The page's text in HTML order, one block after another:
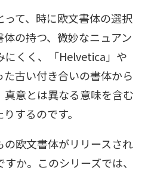
って、時に欧文書体の選択
の持つ、微妙なニュアン
にくく、「Helvetica」や
た古い付き合いの書体から
意とは異なる意味を含む
するのです。
の欧文書体がリリースされ
か。このシリーズでは、